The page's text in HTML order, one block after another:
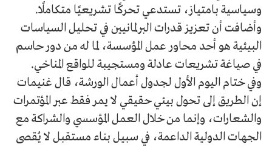
وسياسية بامتياز، تستدعي تحركًا تشريعيًا متكاملًا.
وأضافت أن تعزيز قدرات البرلمانيين في تحليل السياسات
البيئية هو أحد محاور عمل المؤسسة، لما له من دور حاسم
في صياغة تشريعات عادلة ومستجيبة للواقع المناخي.
وفي ختام اليوم الأول لجدول أعمال الورشة، قال غنيمات
إن الطريق إلى تحول بيئي حقيقي لا يمر فقط عبر المؤتمرات
والشعارات، وإنما من خلال العمل المؤسسي والشراكة مع
الجهات الدولية الداعمة، في سبيل بناء مستقبل لا يُقصى